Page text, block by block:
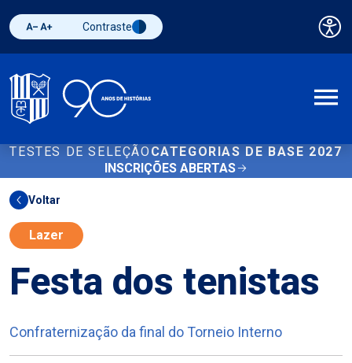
Diminuir fonte
Aumentar fonteAlternar contraste
Contraste
TESTES DE SELEÇÃO CATEGORIAS DE BASE 2027
INSCRIÇÕES ABERTAS
Voltar
Lazer
Festa dos tenistas
Confraternização da final do Torneio Interno